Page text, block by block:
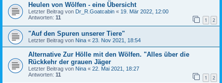
Heulen von Wölfen - eine Übersicht
Letzter Beitrag von Dr_R.Goatcabin « 19. Mär 2022, 12:00
Antworten: 11 1 2
"Auf den Spuren unserer Tiere"
Letzter Beitrag von Nina « 23. Nov 2021, 18:54
Alternative Zur Hölle mit den Wölfen. "Alles über die
Rückkehr der grauen Jäger
Letzter Beitrag von Nina « 22. Mai 2021, 18:27
Antworten: 11 1 2